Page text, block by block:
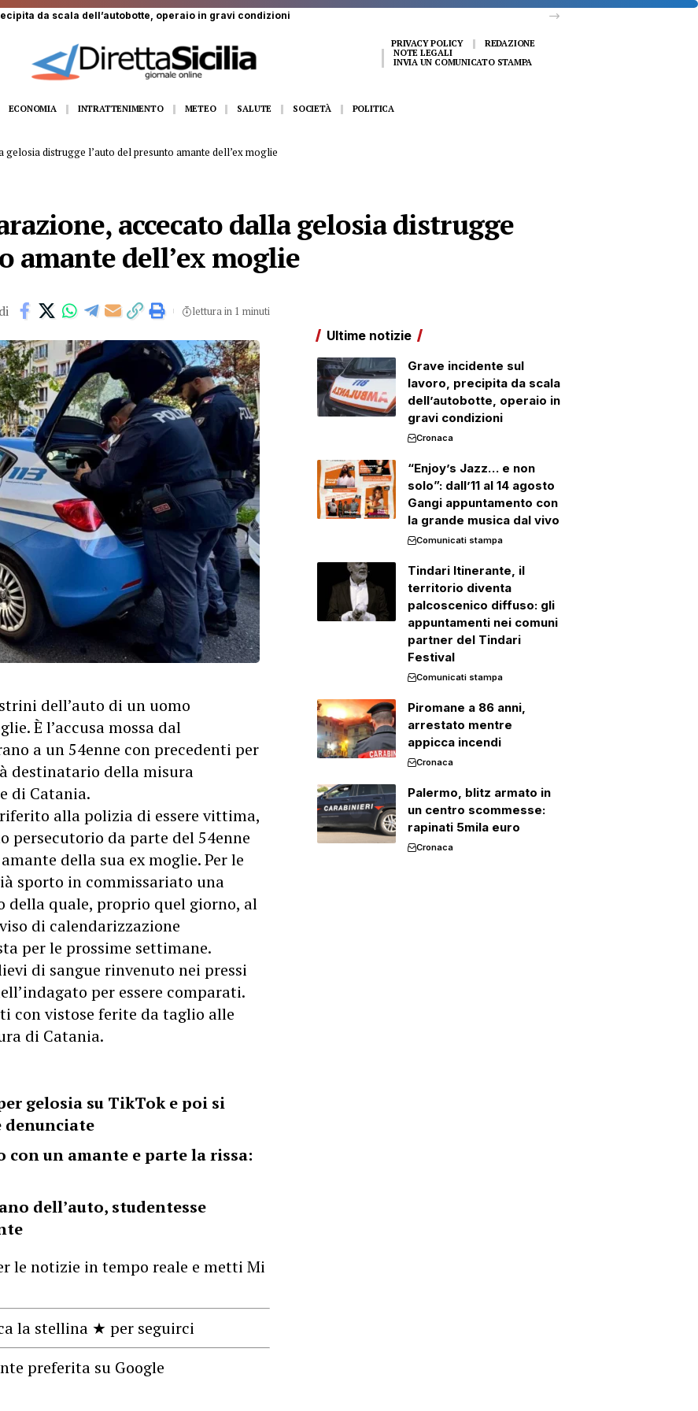
da scala dell’autobotte, operaio in gravi condizioni
PRIVACY POLICY
REDAZIONE
NOTE LEGALI
INVIA UN COMUNICATO STAMPA
ECONOMIA INTRATTENIMENTO METEO SALUTE SOCIETÀ POLITICA
distrugge l’auto del presunto amante dell’ex moglie
accecato dalla gelosia distrugge
amante dell’ex moglie
lettura in 1 minuti
dell’auto di un uomo
È l’accusa mossa dal
a un 54enne con precedenti per
destinatario della misura
di Catania.
alla polizia di essere vittima,
persecutorio da parte del 54enne
della sua ex moglie. Per le
sporto in commissariato una
della quale, proprio quel giorno, al
di calendarizzazione
per le prossime settimane.
di sangue rinvenuto nei pressi
per essere comparati.
con vistose ferite da taglio alle
di Catania.
gelosia su TikTok e poi si
denunciate
un amante e parte la rissa:
dell’auto, studentesse
le notizie in tempo reale e metti Mi
la stellina ★ per seguirci
preferita su Google
Ultime notizie
Grave incidente sul
lavoro, precipita da scala
dell’autobotte, operaio in
gravi condizioni
Cronaca
“Enjoy’s Jazz… e non
solo”: dall’11 al 14 agosto
Gangi appuntamento con
la grande musica dal vivo
Comunicati stampa
Tindari Itinerante, il
territorio diventa
palcoscenico diffuso: gli
appuntamenti nei comuni
partner del Tindari
Festival
Comunicati stampa
Piromane a 86 anni,
arrestato mentre
appicca incendi
Cronaca
Palermo, blitz armato in
un centro scommesse:
rapinati 5mila euro
Cronaca